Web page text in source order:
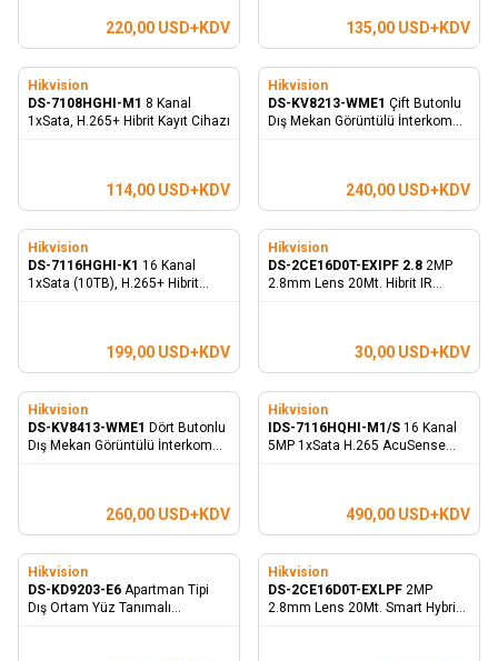
220,00 USD+KDV 135,00 USD+KDV
Hikvision
DS-7108HGHI-M1 8 Kanal
1xSata, H.265+ Hibrit Kayıt Cihazı
114,00 USD+KDV
Hikvision
DS-KV8213-WME1 Çift Butonlu
Dış Mekan Görüntülü İnterkom
240,00 USD+KDV
Hikvision
DS-7116HGHI-K1 16 Kanal
1xSata (10TB), H.265+ Hibrit
199,00 USD+KDV
Hikvision
DS-2CE16D0T-EXIPF 2.8 2MP
2.8mm Lens 20Mt. Hibrit IR
30,00 USD+KDV
Hikvision
DS-KV8413-WME1 Dört Butonlu
Dış Mekan Görüntülü İnterkom
260,00 USD+KDV
Hikvision
IDS-7116HQHI-M1/S 16 Kanal
5MP 1xSata H.265 AcuSense
490,00 USD+KDV
Hikvision
DS-KD9203-E6 Apartman Tipi
Dış Ortam Yüz Tanımalı
Hikvision
DS-2CE16D0T-EXLPF 2MP
2.8mm Lens 20Mt. Smart Hybrid